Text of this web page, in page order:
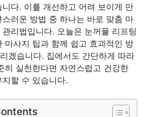
니다. 이를 개선하고 어려 보이게 만
스러운 방법 중 하나는 바로 맞춤 마
리법입니다. 오늘은 눈꺼풀 리프팅
마사지 팁과 함께 쉽고 효과적인 방
겠습니다. 집에서도 간단하게 따라
히 실천한다면 자연스럽고 건강한
할 수 있습니다.